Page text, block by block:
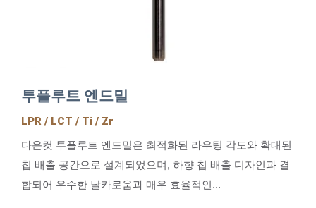
투플루트 엔드밀
LPR / LCT / Ti / Zr
다운컷 투플루트 엔드밀은 최적화된 라우팅 각도와 확대된
칩 배출 공간으로 설계되었으며, 하향 칩 배출 디자인과 결
합되어 우수한 날카로움과 매우 효율적인...